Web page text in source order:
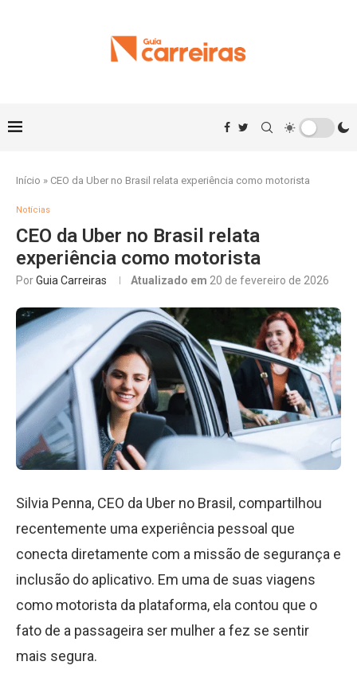
Início » CEO da Uber no Brasil relata experiência como motorista
Notícias
CEO da Uber no Brasil relata
experiência como motorista
PorGuia Carreiras Atualizado em 20 de fevereiro de 2026
Silvia Penna, CEO da Uber no Brasil, compartilhou
recentemente uma experiência pessoal que
conecta diretamente com a missão de segurança e
inclusão do aplicativo. Em uma de suas viagens
como motorista da plataforma, ela contou que o
fato de a passageira ser mulher a fez se sentir
mais segura.